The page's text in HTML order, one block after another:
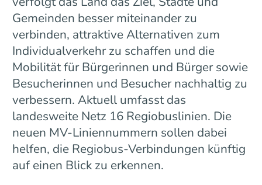
Gemeinden besser miteinander zu
verbinden, attraktive Alternativen zum
Individualverkehr zu schaffen und die
Mobilität für Bürgerinnen und Bürger sowie
Besucherinnen und Besucher nachhaltig zu
verbessern. Aktuell umfasst das
landesweite Netz 16 Regiobuslinien. Die
neuen MV-Liniennummern sollen dabei
helfen, die Regiobus-Verbindungen künftig
auf einen Blick zu erkennen.